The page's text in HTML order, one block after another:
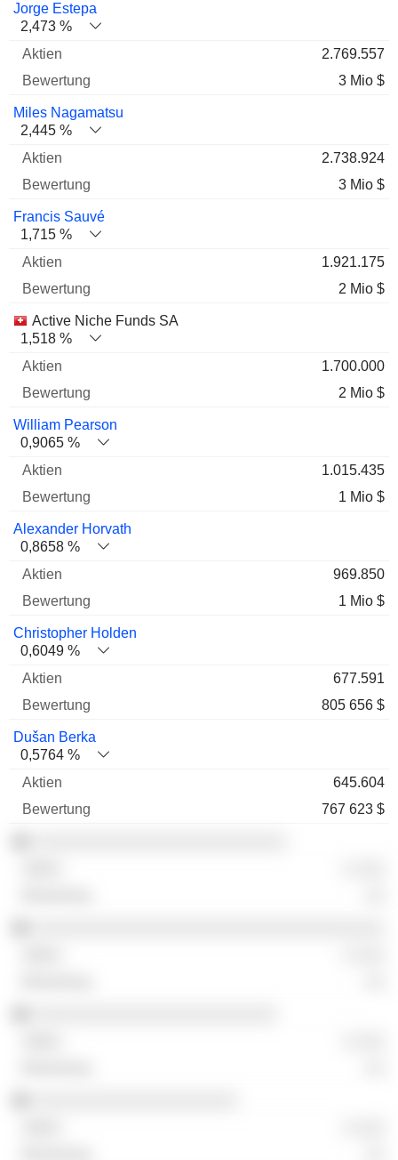
Jorge Estepa
2,473 %
2.769.557
3 Mio $
Miles Nagamatsu
2,445 %
2.738.924
3 Mio $
Francis Sauvé
1,715 %
1.921.175
2 Mio $
Active Niche Funds SA
1,518 %
1.700.000
2 Mio $
William Pearson
0,9065 %
1.015.435
1 Mio $
Alexander Horvath
0,8658 %
969.850
1 Mio $
Christopher Holden
0,6049 %
677.591
805 656 $
Dušan Berka
0,5764 %
645.604
767 623 $